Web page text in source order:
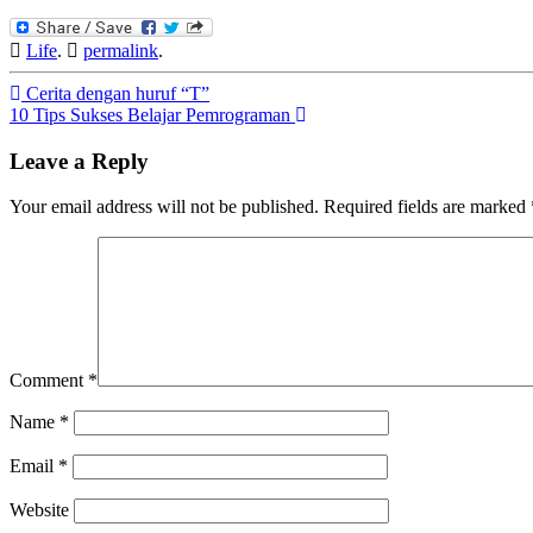
Life. permalink.
Post
navigation
Cerita dengan huruf “T”
10 Tips Sukses Belajar Pemrograman
Leave a Reply
Your email address will not be published. Required fields are marked
Comment *
Name *
Email *
Website